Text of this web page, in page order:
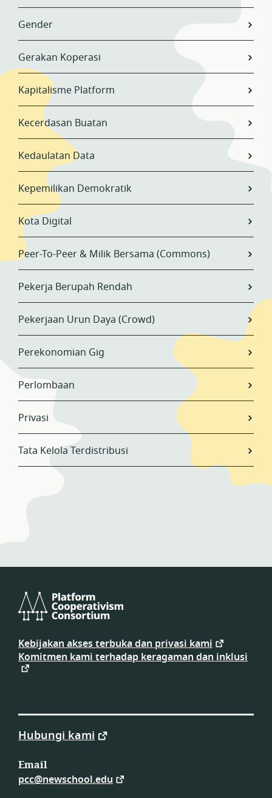
Gender
Gerakan Koperasi
Kapitalisme Platform
Kecerdasan Buatan
Kedaulatan Data
Kepemilikan Demokratik
Kota Digital
Peer-To-Peer & Milik Bersama (Commons)
Pekerja Berupah Rendah
Pekerjaan Urun Daya (Crowd)
Perekonomian Gig
Perlombaan
Privasi
Tata Kelola Terdistribusi
Konsorsium
Platform
Kebijakan akses terbuka dan privasi kami
Komitmen kami terhadap keragaman dan inklusi
Hubungi kami
Email
pcc@newschool.edu